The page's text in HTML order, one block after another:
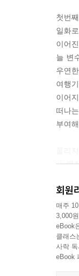
첫번
일화
이어
늘 변
우연
여행
이어
떠나
부여
「패
난제
소모
때는
_본문
여행
회원
매주
3,000
eBook
클래스
사락
eBook